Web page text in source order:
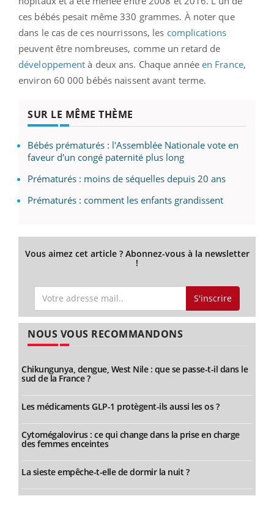
ces bébés pesait même 330 grammes. À noter que
dans le cas de ces nourrissons, les complications
peuvent être nombreuses, comme un retard de
développement à deux ans. Chaque année en France,
environ 60 000 bébés naissent avant terme.
SUR LE MÊME THÈME
Bébés prématurés : l'Assemblée Nationale vote en
faveur d'un congé paternité plus long
Prématurés : moins de séquelles depuis 20 ans
Prématurés : comment les enfants grandissent
Vous aimez cet article ? Abonnez-vous à la newsletter
!
S'inscrire
NOUS VOUS RECOMMANDONS
Chikungunya, dengue, West Nile : que se passe-t-il dans le
sud de la France ?
Les médicaments GLP-1 protègent-ils aussi les os ?
Cytomégalovirus : ce qui change dans la prise en charge
des femmes enceintes
La sieste empêche-t-elle de dormir la nuit ?